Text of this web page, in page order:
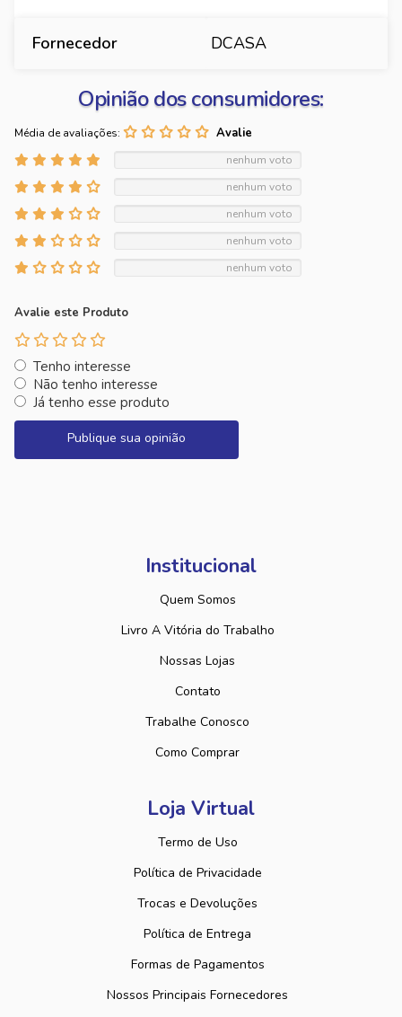
Fornecedor DCASA
Opinião dos consumidores:
Média de avaliações:
nenhum voto
nenhum voto
nenhum voto
nenhum voto
nenhum voto
Avalie este Produto
Tenho interesse
Não tenho interesse
Já tenho esse produto
Publique sua opinião
Institucional
Quem Somos
Livro A Vitória do Trabalho
Nossas Lojas
Contato
Trabalhe Conosco
Como Comprar
Loja Virtual
Termo de Uso
Política de Privacidade
Trocas e Devoluções
Política de Entrega
Formas de Pagamentos
Nossos Principais Fornecedores